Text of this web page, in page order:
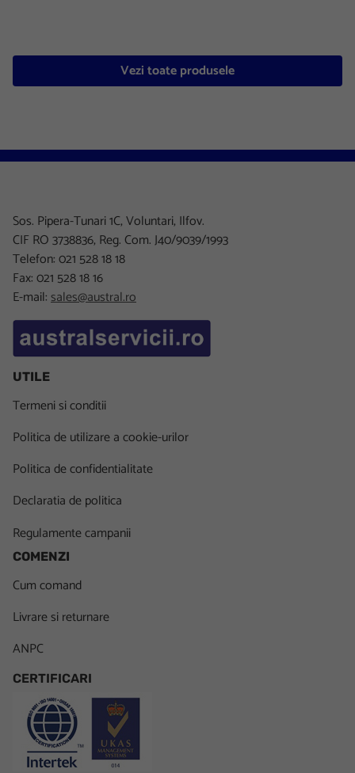
Vezi toate produsele
Sos. Pipera-Tunari 1C, Voluntari, Ilfov.
CIF RO 3738836, Reg. Com. J40/9039/1993
Telefon: 021 528 18 18
Fax: 021 528 18 16
E-mail:sales@austral.ro
UTILE
Termeni si conditii
Politica de utilizare a cookie-urilor
Politica de confidentialitate
Declaratia de politica
Regulamente campanii
COMENZI
Cum comand
Livrare si returnare
ANPC
CERTIFICARI